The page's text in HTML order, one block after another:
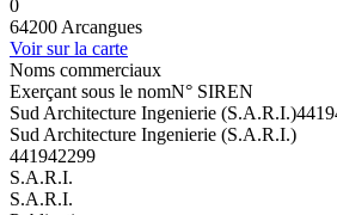
0
64200 Arcangues
Voir sur la carte
Noms commerciaux
Exerçant sous le nomN° SIREN
Sud Architecture Ingenierie (S.A.R.I.)
Sud Architecture Ingenierie (S.A.R.I.)
441942299
S.A.R.I.
S.A.R.I.